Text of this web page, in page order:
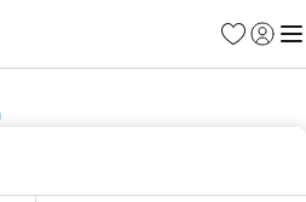
Kedvencek